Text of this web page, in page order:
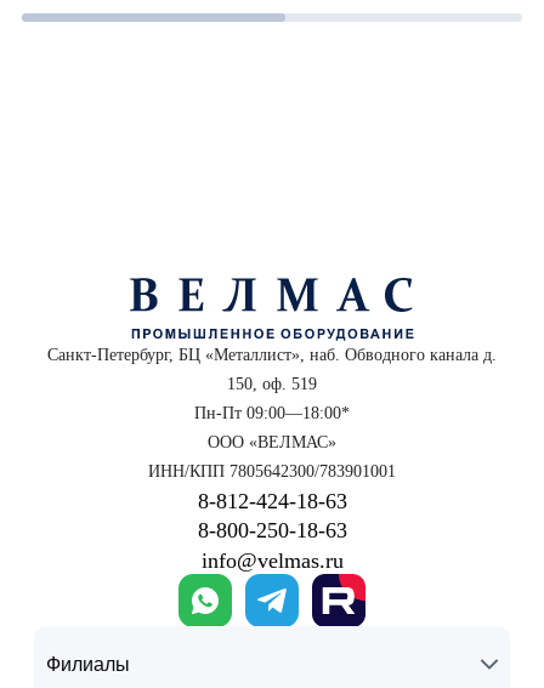
Санкт-Петербург, БЦ «Металлист», наб. Обводного канала д.
150, оф. 519
Пн-Пт 09:00—18:00*
ООО «ВЕЛМАС»
ИНН/КПП 7805642300/783901001
8‑812‑424‑18‑63
8‑800‑250‑18‑63
info@velmas.ru
Филиалы